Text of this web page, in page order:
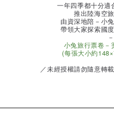
一年四季都十分適
推出陸海空
由資深地陪－小
帶領大家探索國
－
小兔旅行票卷－
(每張大小約
／未經授權請勿隨意轉